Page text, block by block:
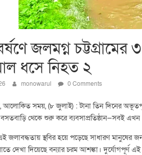
জলমগ্ন
ধসে নিহত ২
monowarul 0 Comments
আলোকিত সময়, (৮ জুলাই) : টানা তিন দিনের
বসতবাড়ি থেকে শুরু করে ব্যবসাপ্রতিষ্ঠান—সবই এখন
জলাবদ্ধতায় স্থবির হয়ে পড়েছে সাধারণ
দেখা দিয়েছে বন্যার চরম আশঙ্কা। দুর্যোগপূর্ণ এই